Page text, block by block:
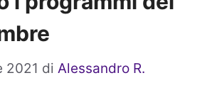
2021 di Alessandro R.